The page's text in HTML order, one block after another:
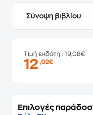
Σύνοψη βιβλίου
Τιμή εκδότη : 19,08€
12,02€
Επιλογές